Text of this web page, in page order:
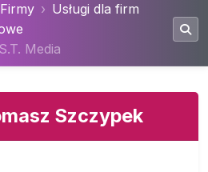
Firmy
Usługi dla firm
Media
Szczypek